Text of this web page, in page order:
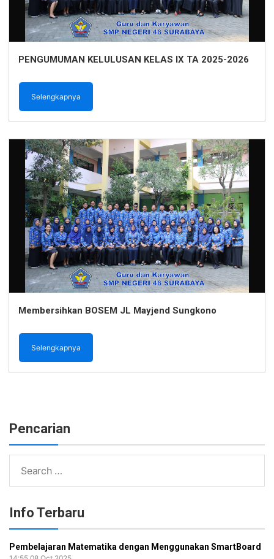
PENGUMUMAN KELULUSAN KELAS IX TA 2025-2026
Selengkapnya
Membersihkan BOSEM JL Mayjend Sungkono
Selengkapnya
Pencarian
Info Terbaru
Pembelajaran Matematika dengan Menggunakan SmartBoard